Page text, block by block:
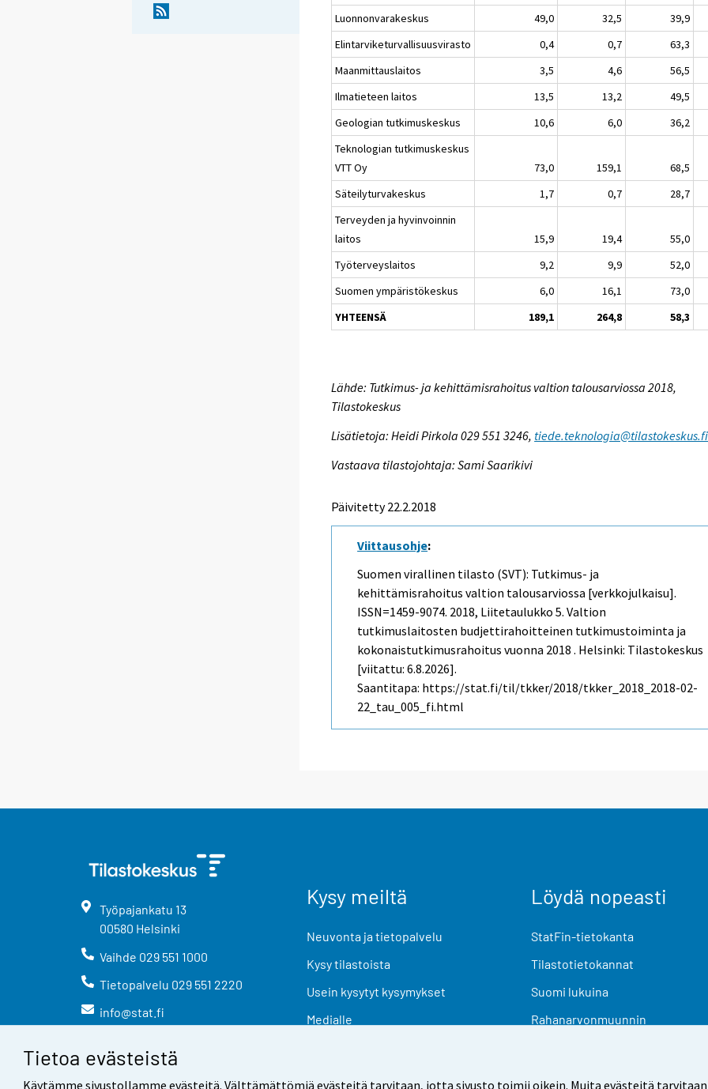
Tietoa evästeistä
Käytämme sivustollamme evästeitä. Välttämättömiä evästeitä tarvitaan, jotta sivusto toimii oikein. Muita evästeitä
Luonnonvarakeskus
49,0 32,5
39,9
Elintarviketurvallisuusvirasto
0,4 0,7
63,3
Maanmittauslaitos
3,5 4,6
56,5
Ilmatieteen laitos
13,5 13,2
49,5
Geologian tutkimuskeskus
10,6 6,0
36,2
Teknologian tutkimuskeskus
VTT Oy
73,0 159,1
68,5
Säteilyturvakeskus
1,7 0,7
28,7
Terveyden ja hyvinvoinnin
laitos
15,9 19,4
55,0
Työterveyslaitos
9,2 9,9
52,0
Suomen ympäristökeskus
6,0 16,1
73,0
YHTEENSÄ
189,1 264,8 58,3
Lähde: Tutkimus- ja kehittämisrahoitus valtion talousarviossa 2018,
Tilastokeskus
Lisätietoja: Heidi Pirkola 029 551 3246, tiede.teknologia@tilastokeskus.fi
Vastaava tilastojohtaja: Sami Saarikivi
Päivitetty 22.2.2018
Viittausohje:
Suomen virallinen tilasto (SVT): Tutkimus- ja
kehittämisrahoitus valtion talousarviossa [verkkojulkaisu].
ISSN=1459-9074. 2018, Liitetaulukko 5. Valtion
tutkimuslaitosten budjettirahoitteinen tutkimustoiminta ja
kokonaistutkimusrahoitus vuonna 2018 . Helsinki: Tilastokeskus
[viitattu: 6.8.2026].
Saantitapa: https://stat.fi/til/tkker/2018/tkker_2018_2018-02-
22_tau_005_fi.html
Työpajankatu 13
00580 Helsinki
Vaihde 029 551 1000
Tietopalvelu 029 551 2220
info@stat.fi
Kysy meiltä
Neuvonta ja tietopalvelu
Kysy tilastoista
Usein kysytyt kysymykset
Medialle
Löydä nopeasti
StatFin-tietokanta
Tilastotietokannat
Suomi lukuina
Rahanarvonmuunnin